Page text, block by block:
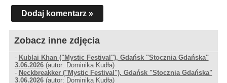
Dodaj komentarz »
Zobacz inne zdjęcia
- Kublai Khan ("Mystic Festival"), Gdańsk "Stocznia Gdańska"
3.06.2026(autor: Dominika Kudła)
- Neckbreakker ("Mystic Festival"), Gdańsk "Stocznia Gdańska"
3.06.2026(autor: Dominika Kudła)